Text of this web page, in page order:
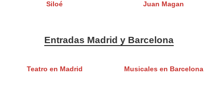
Siloé Juan Magan
Entradas Madrid y Barcelona
Teatro en Madrid Musicales en Barcelona